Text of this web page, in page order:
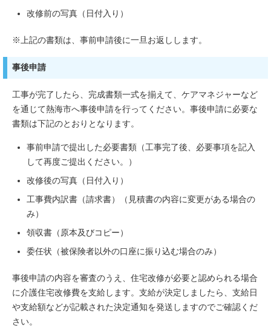
改修前の写真（日付入り）
※上記の書類は、事前申請後に一旦お返しします。
事後申請
工事が完了したら、完成書類一式を揃えて、ケアマネジャーなど
を通じて熱海市へ事後申請を行ってください。事後申請に必要な
書類は下記のとおりとなります。
事前申請で提出した必要書類（工事完了後、必要事項を記入
して再度ご提出ください。）
改修後の写真（日付入り）
工事費内訳書（請求書）（見積書の内容に変更がある場合の
み）
領収書（原本及びコピー）
委任状（被保険者以外の口座に振り込む場合のみ）
事後申請の内容を審査のうえ、住宅改修が必要と認められる場合
に介護住宅改修費を支給します。支給が決定しましたら、支給日
や支給額などが記載された決定通知を発送しますのでご確認くだ
さい。